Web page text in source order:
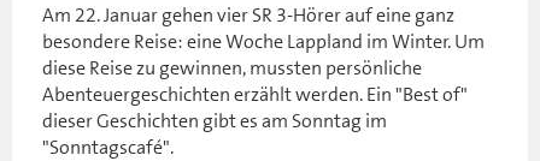
Am 22. Januar gehen vier SR 3-Hörer auf eine ganz
besondere Reise: eine Woche Lappland im Winter. Um
diese Reise zu gewinnen, mussten persönliche
Abenteuergeschichten erzählt werden. Ein "Best of"
dieser Geschichten gibt es am Sonntag im
"Sonntagscafé".